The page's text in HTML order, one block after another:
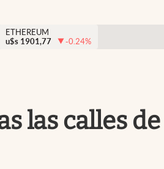
ETHEREUM
u$s 1901,77 -0.24%
las calles